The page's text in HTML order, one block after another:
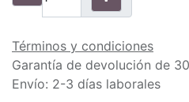
Términos y condiciones
Garantía de devolución de
Envío: 2-3 días laborales